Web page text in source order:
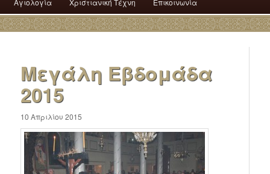
Αγιολογία Χριστιανική Τέχνη Επικοινωνία
Μεγάλη Εβδομάδα
2015
10 Απριλίου 2015